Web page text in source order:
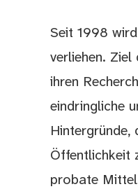
Seit 1998
verliehen.
ihren
eindringliche
Hintergründe,
Öffentlichkeit
probate